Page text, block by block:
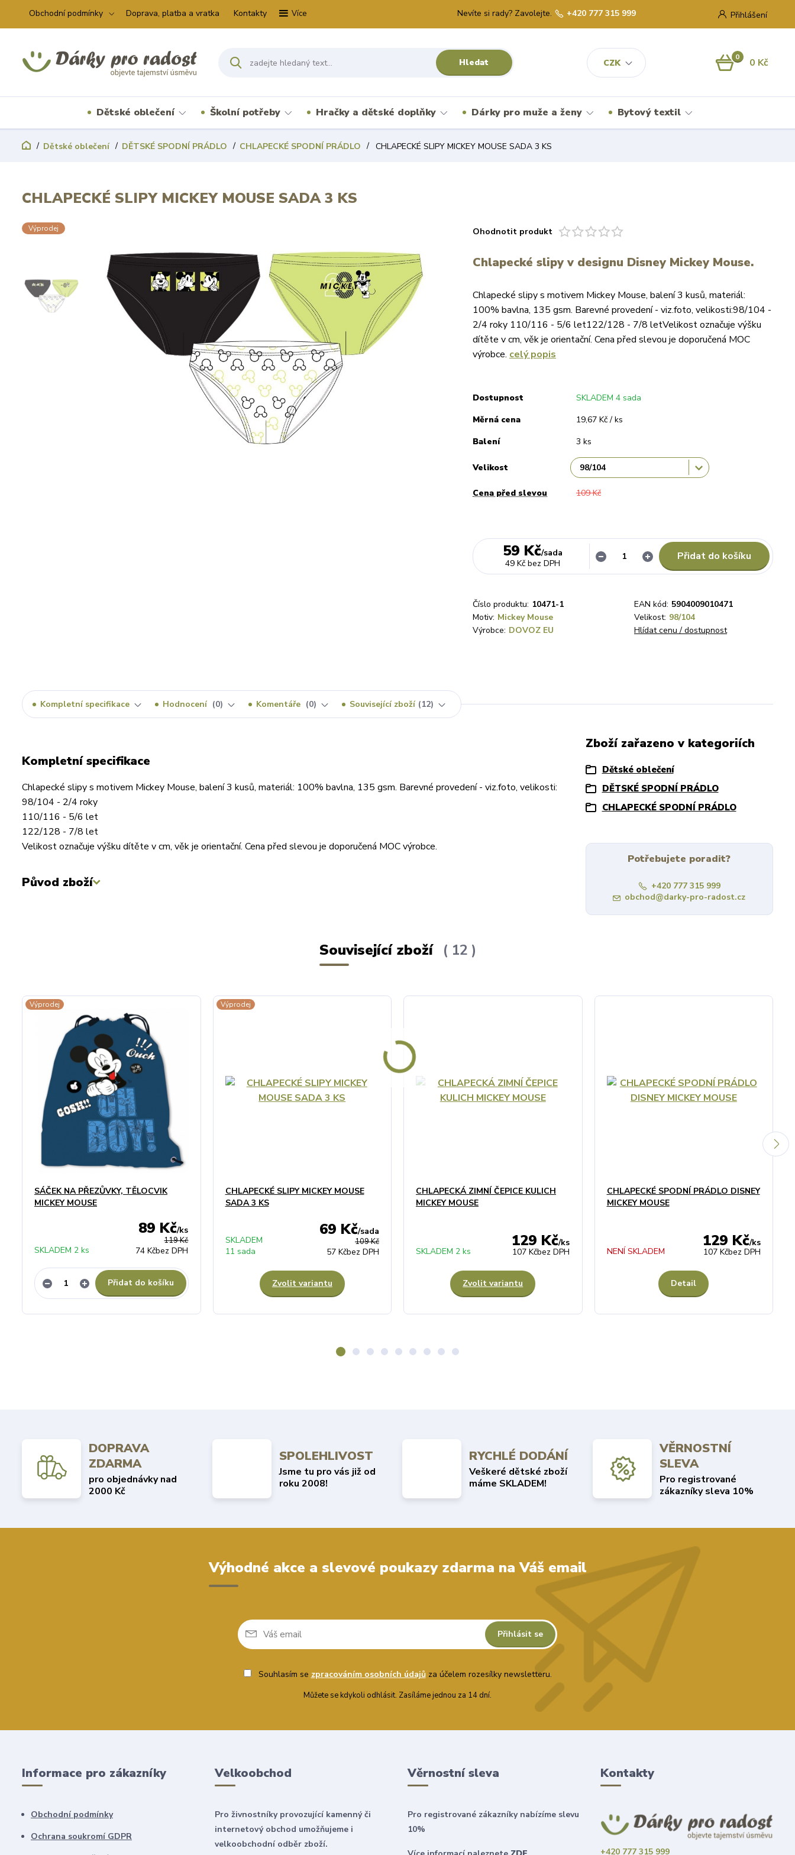
Obchodní podmínky Doprava, platba a vratka Kontakty Více
CZK
Přihlášení
Hledat
Nevíte si rady? Zavolejte. +420 777 315 999
0 0 Kč
Dětské oblečení Školní potřeby Hračky a dětské doplňky Dárky pro muže a ženy Bytový textil
Dětské oblečení DĚTSKÉ SPODNÍ PRÁDLO CHLAPECKÉ SPODNÍ PRÁDLO CHLAPECKÉ SLIPY MICKEY MOUSE SADA 3 KS
CHLAPECKÉ SLIPY MICKEY MOUSE SADA 3 KS
Výprodej Ohodnotit produkt
Chlapecké slipy v designu Disney Mickey Mouse.
Chlapecké slipy s motivem Mickey Mouse, balení 3 kusů, materiál:
100% bavlna, 135 gsm. Barevné provedení - viz.foto, velikosti:98/104 -
2/4 roky 110/116 - 5/6 let122/128 - 7/8 letVelikost označuje výšku
dítěte v cm, věk je orientační. Cena před slevou je doporučená MOC
výrobce. celý popis
Dostupnost
SKLADEM 4 sada
Měrná cena
19,67 Kč / ks
Balení
3 ks
Velikost
Cena před slevou 109 Kč
59 Kč/sada
49 Kč bez DPH
Přidat do košíku
Číslo produktu: 10471-1 EAN kód: 5904009010471
Motiv: Mickey Mouse Velikost: 98/104
Výrobce: DOVOZ EU Hlídat cenu / dostupnost
Kompletní specifikace Hodnocení 0 Komentáře 0 Související zboží 12
Kompletní specifikace
Chlapecké slipy s motivem Mickey Mouse, balení 3 kusů, materiál: 100% bavlna, 135 gsm. Barevné provedení - viz.foto, velikosti:
98/104 - 2/4 roky
110/116 - 5/6 let
122/128 - 7/8 let
Velikost označuje výšku dítěte v cm, věk je orientační. Cena před slevou je doporučená MOC výrobce.
Původ zboží
Zboží zařazeno v kategoriích
Dětské oblečení
DĚTSKÉ SPODNÍ PRÁDLO
CHLAPECKÉ SPODNÍ PRÁDLO
Potřebujete poradit?
+420 777 315 999
obchod@darky-pro-radost.cz
Související zboží 12
Výprodej
SÁČEK NA PŘEZŮVKY, TĚLOCVIK
MICKEY MOUSE
119 Kč
89 Kč/ks
74 Kčbez DPH
SKLADEM 2 ks
Přidat do košíku
Výprodej
CHLAPECKÉ SLIPY MICKEY MOUSE
SADA 3 KS
109 Kč
69 Kč/sada
57 Kčbez DPH
SKLADEM
11 sada
Zvolit variantu
CHLAPECKÁ ZIMNÍ ČEPICE KULICH
MICKEY MOUSE
129 Kč/ks
107 Kčbez DPH
SKLADEM 2 ks
Zvolit variantu
CHLAPECKÉ SPODNÍ PRÁDLO DISNEY
MICKEY MOUSE
129 Kč/ks
107 Kčbez DPH
NENÍ SKLADEM
Detail
DOPRAVA
ZDARMA
pro objednávky nad
2000 Kč
SPOLEHLIVOST
Jsme tu pro vás již od
roku 2008!
RYCHLÉ DODÁNÍ
Veškeré dětské zboží
máme SKLADEM!
VĚRNOSTNÍ
SLEVA
Pro registrované
zákazníky sleva 10%
Výhodné akce a slevové poukazy zdarma na Váš email
Přihlásit se
Souhlasím se zpracováním osobních údajůza účelem rozesílky newsletteru.
Můžete se kdykoli odhlásit. Zasíláme jednou za 14 dní.
Informace pro zákazníky
Obchodní podmínky
Ochrana soukromí GDPR
Velkoobchod
Pro živnostníky provozující kamenný či
internetový obchod umožňujeme i
velkoobchodní odběr zboží.
Věrnostní sleva
Pro registrované zákazníky nabízíme slevu
10%
Kontakty
+420 777 315 999